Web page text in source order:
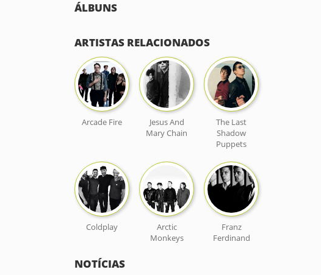
ÁLBUNS
ARTISTAS RELACIONADOS
Arcade Fire
Jesus And
Mary Chain
The Last
Shadow
Puppets
Coldplay
Arctic
Monkeys
Franz
Ferdinand
NOTÍCIAS